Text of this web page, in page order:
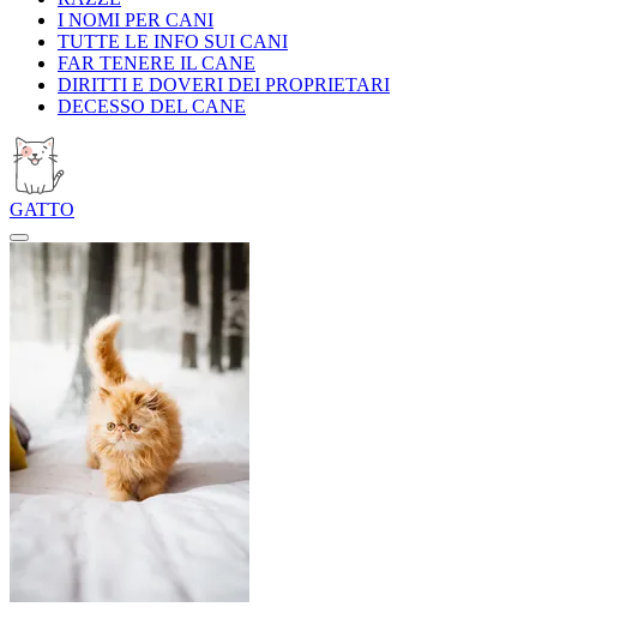
I NOMI PER CANI
TUTTE LE INFO SUI CANI
FAR TENERE IL CANE
DIRITTI E DOVERI DEI PROPRIETARI
DECESSO DEL CANE
GATTO